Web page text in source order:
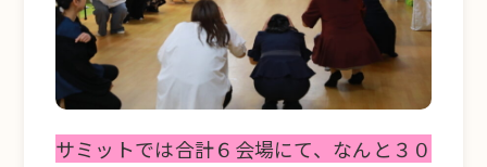
サミットでは合計６会場にて、なんと３０